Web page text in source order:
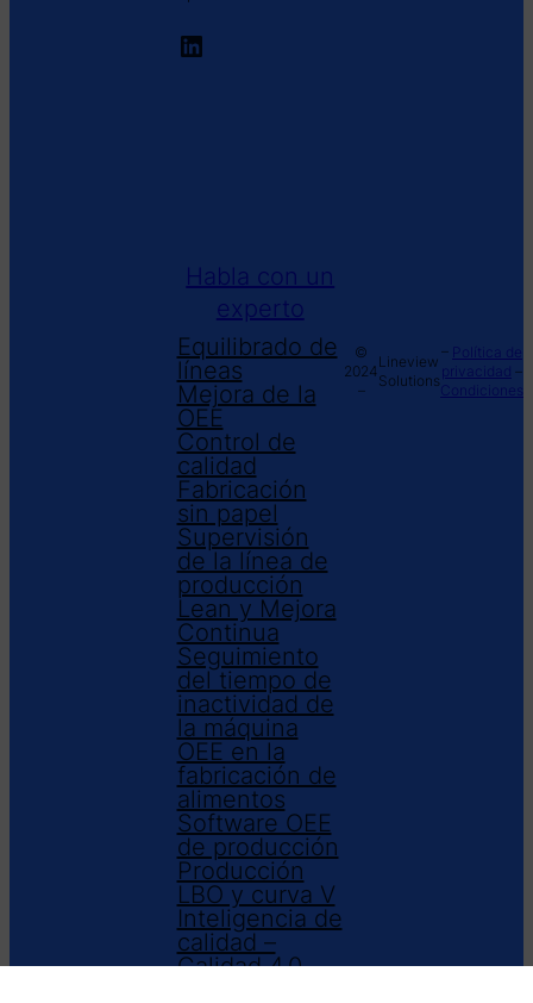
LinkedIn
Habla con un
experto
Equilibrado de
líneas
Mejora de la
OEE
Control de
calidad
Fabricación
sin papel
Supervisión
de la línea de
producción
Lean y Mejora
Continua
Seguimiento
del tiempo de
inactividad de
la máquina
OEE en la
fabricación de
alimentos
Software OEE
de producción
Producción
LBO y curva V
Inteligencia de
calidad –
Calidad 4.0
©
2024
–
Lineview
Solutions
– Política de
privacidad –
Condiciones